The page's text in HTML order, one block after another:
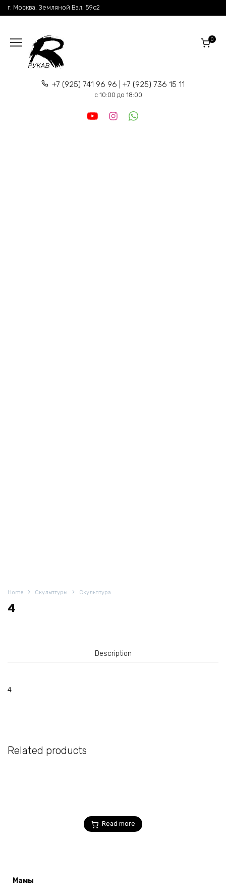
Перейти
к
г. Москва, Земляной Вал, 59c2
+7 (925) 741 96 96 | +7 (925) 736 15 11
c 10:00 до 18:00
0
Home Скульптуры Скульптура
4
Description
4
Related products
Read more
Мамы